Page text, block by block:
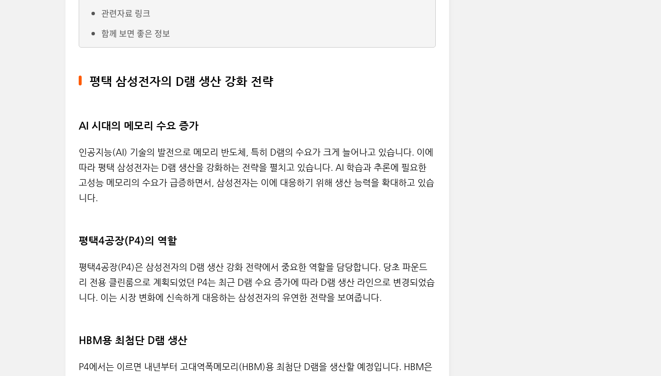
관련자료 링크
함께 보면 좋은 정보
평택 삼성전자의 D램 생산 강화 전략
AI 시대의 메모리 수요 증가
인공지능(AI) 기술의 발전으로 메모리 반도체, 특히 D램의 수요가 크게 늘어나고 있습니다. 이에
따라 평택 삼성전자는 D램 생산을 강화하는 전략을 펼치고 있습니다. AI 학습과 추론에 필요한
고성능 메모리의 수요가 급증하면서, 삼성전자는 이에 대응하기 위해 생산 능력을 확대하고 있습
니다.
평택4공장(P4)의 역할
평택4공장(P4)은 삼성전자의 D램 생산 강화 전략에서 중요한 역할을 담당합니다. 당초 파운드
리 전용 클린룸으로 계획되었던 P4는 최근 D램 수요 증가에 따라 D램 생산 라인으로 변경되었습
니다. 이는 시장 변화에 신속하게 대응하는 삼성전자의 유연한 전략을 보여줍니다.
HBM용 최첨단 D램 생산
P4에서는 이르면 내년부터 고대역폭메모리(HBM)용 최첨단 D램을 생산할 예정입니다. HBM은